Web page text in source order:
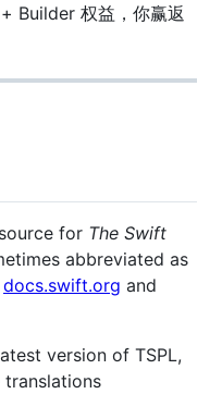
Builder 权益，你赢返
for The Swift
abbreviated as
docs.swift.org and
version of TSPL,
translations